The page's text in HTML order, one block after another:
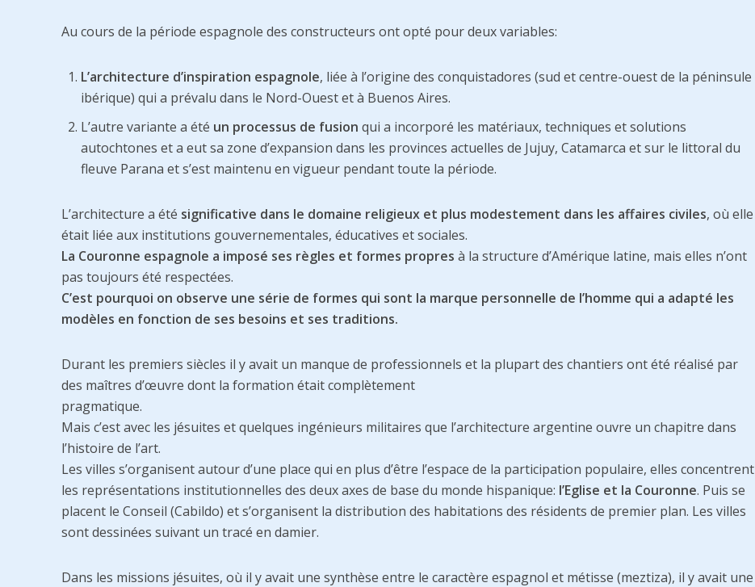
Au cours de la période espagnole des constructeurs ont opté pour deux variables:
L’architecture d’inspiration espagnole, liée à l’origine des conquistadores (sud et centre-ouest de la péninsule
ibérique) qui a prévalu dans le Nord-Ouest et à Buenos Aires.
L’autre variante a été un processus de fusion qui a incorporé les matériaux, techniques et solutions
autochtones et a eut sa zone d’expansion dans les provinces actuelles de Jujuy, Catamarca et sur le littoral du
fleuve Parana et s’est maintenu en vigueur pendant toute la période.
L’architecture a été significative dans le domaine religieux et plus modestement dans les affaires civiles, où elle
était liée aux institutions gouvernementales, éducatives et sociales.
La Couronne espagnole a imposé ses règles et formes propres à la structure d’Amérique latine, mais elles n’ont
pas toujours été respectées.
C’est pourquoi on observe une série de formes qui sont la marque personnelle de l’homme qui a adapté les
modèles en fonction de ses besoins et ses traditions.
Durant les premiers siècles il y avait un manque de professionnels et la plupart des chantiers ont été réalisé par
des maîtres d’œuvre dont la formation était complètement
pragmatique.
Mais c’est avec les jésuites et quelques ingénieurs militaires que l’architecture argentine ouvre un chapitre dans
l’histoire de l’art.
Les villes s’organisent autour d’une place qui en plus d’être l’espace de la participation populaire, elles concentrent
les représentations institutionnelles des deux axes de base du monde hispanique: l’Eglise et la Couronne. Puis se
placent le Conseil (Cabildo) et s’organisent la distribution des habitations des résidents de premier plan. Les villes
sont dessinées suivant un tracé en damier.
Dans les missions jésuites, où il y avait une synthèse entre le caractère espagnol et métisse (meztiza), il y avait une